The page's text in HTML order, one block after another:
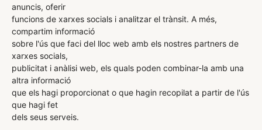
anuncis, oferir
funcions de xarxes socials i analitzar el trànsit. A més,
compartim informació
sobre l'ús que faci del lloc web amb els nostres partners de
xarxes socials,
publicitat i anàlisi web, els quals poden combinar-la amb una
altra informació
que els hagi proporcionat o que hagin recopilat a partir de l'ús
que hagi fet
dels seus serveis.
AVÍS LEGAL
POLÍTICA DE COOKIES
POLÍTICA DE PRIVACITAT
ORGANITZA: DIRIGEIX I COMERCIALITZA: